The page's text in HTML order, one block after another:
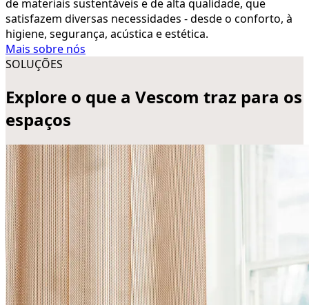
de materiais sustentáveis e de alta qualidade, que
satisfazem diversas necessidades - desde o conforto, à
higiene, segurança, acústica e estética.
Mais sobre nós
SOLUÇÕES
Explore o que a Vescom traz para os
espaços